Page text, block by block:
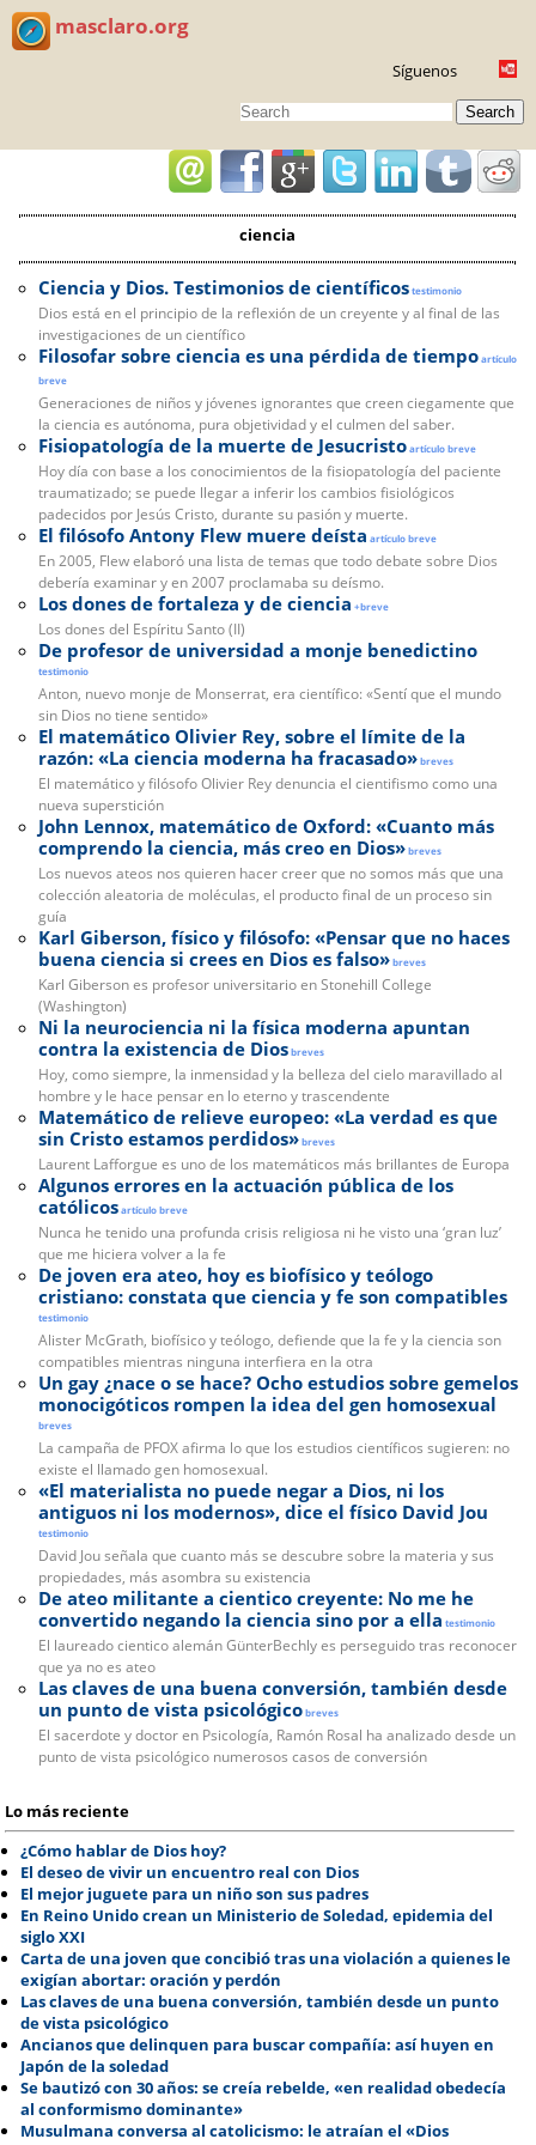
masclaro.org
Síguenos
Search
ciencia
Ciencia y Dios. Testimonios de científicostestimonio
Dios está en el principio de la reflexión de un creyente y al final de las
investigaciones de un científico
Filosofar sobre ciencia es una pérdida de tiempoartículo
breve
Generaciones de niños y jóvenes ignorantes que creen ciegamente que
la ciencia es autónoma, pura objetividad y el culmen del saber.
Fisiopatología de la muerte de Jesucristoartículo breve
Hoy día con base a los conocimientos de la fisiopatología del paciente
traumatizado; se puede llegar a inferir los cambios fisiológicos
padecidos por Jesús Cristo, durante su pasión y muerte.
El filósofo Antony Flew muere deísta artículo breve
En 2005, Flew elaboró una lista de temas que todo debate sobre Dios
debería exa­minar y en 2007 proclamaba su deísmo.
Los dones de fortaleza y de ciencia +breve
Los dones del Espíritu Santo (II)
De profesor de universidad a monje benedictino
testimonio
Anton, nuevo monje de Monserrat, era científico: «Sentí que el mundo
sin Dios no tiene sentido»
El matemático Olivier Rey, sobre el límite de la
razón: «La ciencia moderna ha fracasado»breves
El matemático y filósofo Olivier Rey denuncia el cientifismo como una
nueva superstición
John Lennox, matemático de Oxford: «Cuanto más
comprendo la ciencia, más creo en Dios»breves
Los nuevos ateos nos quieren hacer creer que no somos más que una
colección aleatoria de moléculas, el producto final de un proceso sin
guía
Karl Giberson, físico y filósofo: «Pensar que no haces
buena ciencia si crees en Dios es falso»breves
Karl Giberson es profesor universitario en Stonehill College
(Washington)
Ni la neurociencia ni la física moderna apuntan
contra la existencia de Diosbreves
Hoy, como siempre, la inmensidad y la belleza del cielo maravillado al
hombre y le hace pensar en lo eterno y trascendente
Matemático de relieve europeo: «La verdad es que
sin Cristo estamos perdidos»breves
Laurent Lafforgue es uno de los matemáticos más brillantes de Europa
Algunos errores en la actuación pública de los
católicosartículo breve
Nunca he tenido una profunda crisis religiosa ni he visto una ‘gran luz’
que me hiciera volver a la fe
De joven era ateo, hoy es biofísico y teólogo
cristiano: constata que ciencia y fe son compatibles
testimonio
Alister McGrath, biofísico y teólogo, defiende que la fe y la ciencia son
compatibles mientras ninguna interfiera en la otra
Un gay ¿nace o se hace? Ocho estudios sobre gemelos
monocigóticos rompen la idea del gen homosexual
breves
La campaña de PFOX afirma lo que los estudios científicos sugieren: no
existe el llamado gen homosexual.
«El materialista no puede negar a Dios, ni los
antiguos ni los modernos», dice el físico David Jou
testimonio
David Jou señala que cuanto más se descubre sobre la materia y sus
propiedades, más asombra su existencia
De ateo militante a cientico creyente: No me he
convertido negando la ciencia sino por a ella testimonio
El laureado cientico alemán GünterBechly es perseguido tras reconocer
que ya no es ateo
Las claves de una buena conversión, también desde
un punto de vista psicológicobreves
El sacerdote y doctor en Psicología, Ramón Rosal ha analizado desde un
punto de vista psicológico numerosos casos de conversión
Lo más reciente
¿Cómo hablar de Dios hoy?
El deseo de vivir un encuentro real con Dios
El mejor juguete para un niño son sus padres
En Reino Unido crean un Ministerio de Soledad, epidemia del
siglo XXI
Carta de una joven que concibió tras una violación a quienes le
exigían abortar: oración y perdón
Las claves de una buena conversión, también desde un punto
de vista psicológico
Ancianos que delinquen para buscar compañía: así huyen en
Japón de la soledad
Se bautizó con 30 años: se creía rebelde, «en realidad obedecía
al conformismo dominante»
Musulmana conversa al catolicismo: le atraían el «Dios